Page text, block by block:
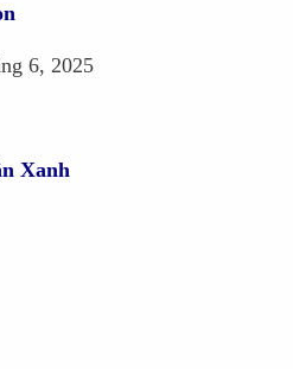
6, 2025
Xanh